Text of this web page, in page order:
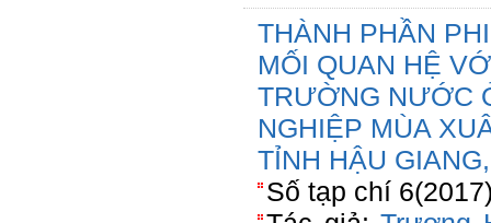
THÀNH PHẦN
MỐI QUAN HỆ
TRƯỜNG NƯỚC
NGHIỆP MÙA
TỈNH HẬU
Số tạp chí